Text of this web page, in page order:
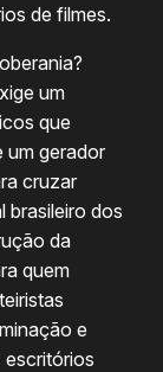
de filmes.
um
que
um gerador
cruzar
brasileiro dos
da
quem
e